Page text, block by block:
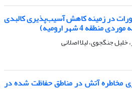
در زمینه کاهش آسیب‌پذیری کالبدی
4 شهر ارومیه)
جنگجوی، لیلا اصلانی
مخاطره آتش در مناطق حفاظت شده در